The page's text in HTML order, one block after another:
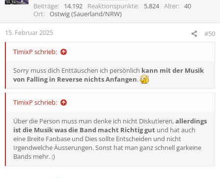
Beiträge 14.192 Reaktionspunkte 5.824 Alter
40
Ort
Ostwig (Sauerland/NRW)
15. Februar 2025 #50
TimixP schrieb:
Sorry muss dich Enttäuschen ich persönlich kann mit der Musik
von Falling in Reverse nichts Anfangen.
TimixP schrieb:
Über die Person muss man denke ich nicht Diskutieren,allerdings
ist die Musik was die Band macht Richtig gut und hat auch
eine Breite Fanbase und Dies sollte Entscheiden und nicht
Irgendwelche Äusserungen. Sonst hat man ganz schnell garkeine
Bands mehr. ;)